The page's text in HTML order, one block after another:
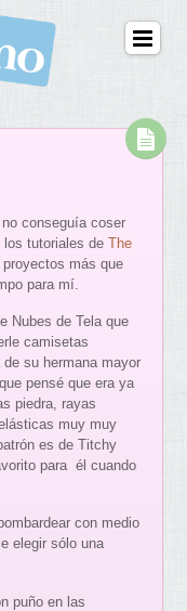
conseguía coser
tutoriales de The
más que
para mí.
Nubes de Tela que
camisetas
su hermana mayor
pensé que era ya
piedra, rayas
muy muy
es de Titchy
para él cuando
con medio
elegir sólo una
puño en las